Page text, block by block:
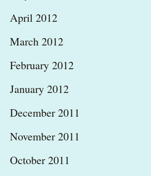
April 2012
March 2012
February 2012
January 2012
December 2011
November 2011
October 2011